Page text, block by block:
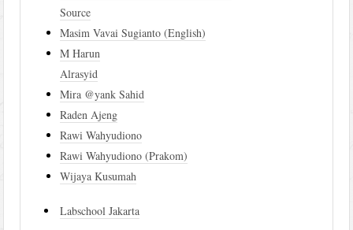
Source
Masim Vavai Sugianto (English)
M Harun
Alrasyid
Mira @yank Sahid
Raden Ajeng
Rawi Wahyudiono
Rawi Wahyudiono (Prakom)
Wijaya Kusumah
Labschool Jakarta